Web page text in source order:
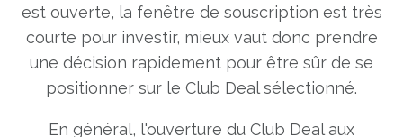
est ouverte, la fenêtre de souscription est très
courte pour investir, mieux vaut donc prendre
une décision rapidement pour être sûr de se
positionner sur le Club Deal sélectionné.
En général, l'ouverture du Club Deal aux